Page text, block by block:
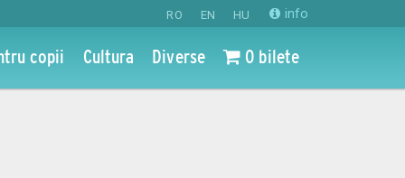
RO EN HU info
copii Cultura Diverse 0 bilete